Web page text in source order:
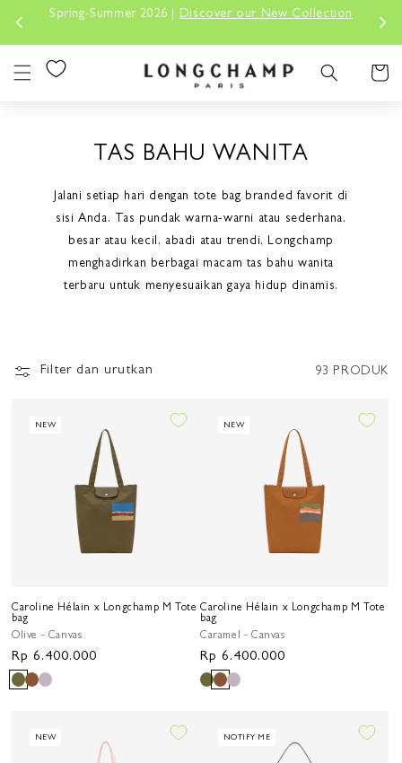
LewatiSpring-Summer 2026 | Discover our New Collection
TAS BAHU WANITA
Jalani setiap hari dengan tote bag branded favorit di
sisi Anda. Tas pundak warna-warni atau sederhana,
besar atau kecil, abadi atau trendi, Longchamp
menghadirkan berbagai macam tas bahu wanita
terbaru untuk menyesuaikan gaya hidup dinamis.
Filter dan urutkan 93 PRODUK
NEW
Caroline Hélain x Longchamp M Tote
bag
Olive - Canvas
Harga
reguler
Rp 6.400.000
NEW
Caroline Hélain x Longchamp M Tote
bag
Caramel - Canvas
Harga
reguler
Rp 6.400.000
NEW NOTIFY ME